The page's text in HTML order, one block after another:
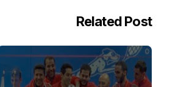
Related Post